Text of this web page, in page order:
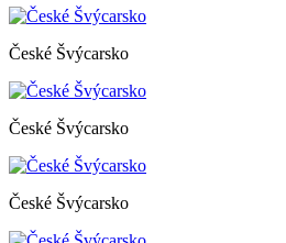
České Švýcarsko
České Švýcarsko
České Švýcarsko